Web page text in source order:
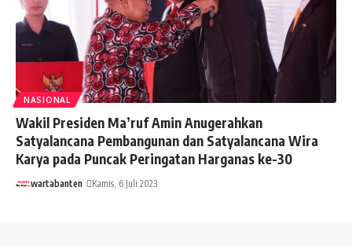
NASIONAL
Wakil Presiden Ma’ruf Amin Anugerahkan
Satyalancana Pembangunan dan Satyalancana Wira
Karya pada Puncak Peringatan Harganas ke-30
wartabanten Kamis, 6 Juli 2023